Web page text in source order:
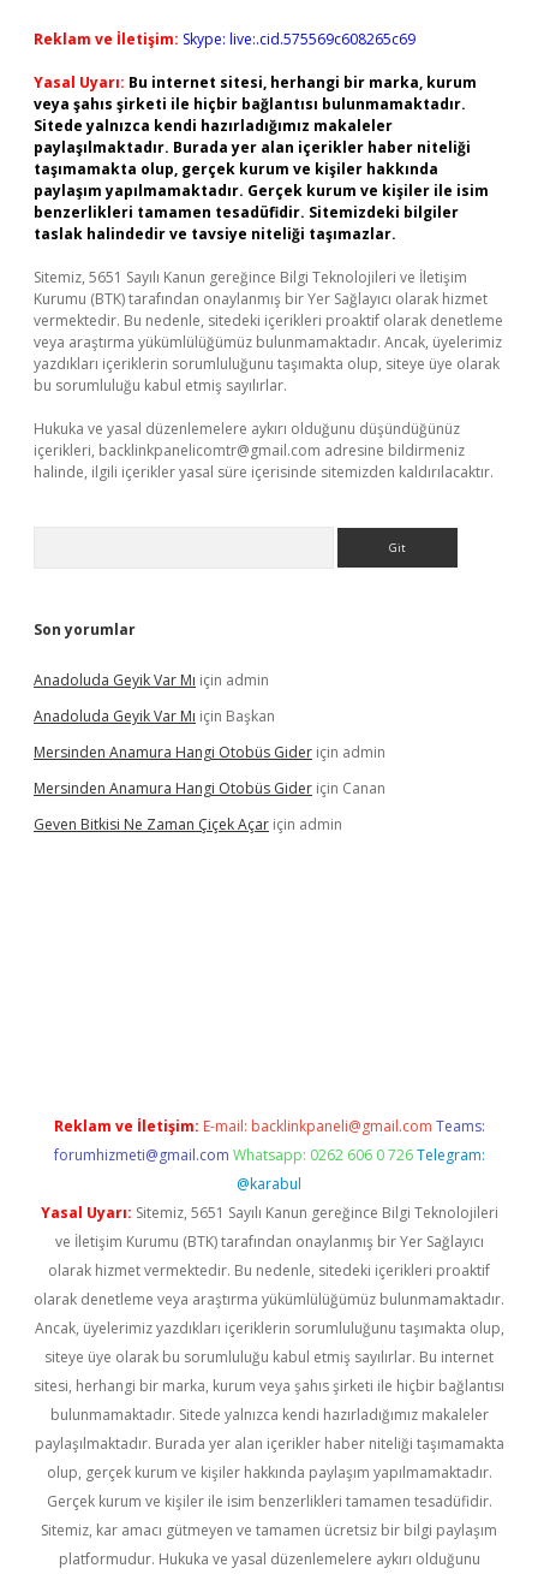
Reklam ve İletişim: Skype: live:.cid.575569c608265c69
Yasal Uyarı: Bu internet sitesi, herhangi bir marka, kurum
veya şahıs şirketi ile hiçbir bağlantısı bulunmamaktadır.
Sitede yalnızca kendi hazırladığımız makaleler
paylaşılmaktadır. Burada yer alan içerikler haber niteliği
taşımamakta olup, gerçek kurum ve kişiler hakkında
paylaşım yapılmamaktadır. Gerçek kurum ve kişiler ile isim
benzerlikleri tamamen tesadüfidir. Sitemizdeki bilgiler
taslak halindedir ve tavsiye niteliği taşımazlar.
Sitemiz, 5651 Sayılı Kanun gereğince Bilgi Teknolojileri ve İletişim
Kurumu (BTK) tarafından onaylanmış bir Yer Sağlayıcı olarak hizmet
vermektedir. Bu nedenle, sitedeki içerikleri proaktif olarak denetleme
veya araştırma yükümlülüğümüz bulunmamaktadır. Ancak, üyelerimiz
yazdıkları içeriklerin sorumluluğunu taşımakta olup, siteye üye olarak
bu sorumluluğu kabul etmiş sayılırlar.
Hukuka ve yasal düzenlemelere aykırı olduğunu düşündüğünüz
içerikleri, backlinkpanelicomtr@gmail.com adresine bildirmeniz
halinde, ilgili içerikler yasal süre içerisinde sitemizden kaldırılacaktır.
Son yorumlar
Anadoluda Geyik Var Mı için admin
Anadoluda Geyik Var Mı için Başkan
Mersinden Anamura Hangi Otobüs Gider için admin
Mersinden Anamura Hangi Otobüs Gider için Canan
Geven Bitkisi Ne Zaman Çiçek Açar için admin
Reklam ve İletişim: E-mail: backlinkpaneli@gmail.com Teams:
forumhizmeti@gmail.com Whatsapp: 0262 606 0 726 Telegram:
@karabul
Yasal Uyarı: Sitemiz, 5651 Sayılı Kanun gereğince Bilgi Teknolojileri
ve İletişim Kurumu (BTK) tarafından onaylanmış bir Yer Sağlayıcı
olarak hizmet vermektedir. Bu nedenle, sitedeki içerikleri proaktif
olarak denetleme veya araştırma yükümlülüğümüz bulunmamaktadır.
Ancak, üyelerimiz yazdıkları içeriklerin sorumluluğunu taşımakta olup,
siteye üye olarak bu sorumluluğu kabul etmiş sayılırlar. Bu internet
sitesi, herhangi bir marka, kurum veya şahıs şirketi ile hiçbir bağlantısı
bulunmamaktadır. Sitede yalnızca kendi hazırladığımız makaleler
paylaşılmaktadır. Burada yer alan içerikler haber niteliği taşımamakta
olup, gerçek kurum ve kişiler hakkında paylaşım yapılmamaktadır.
Gerçek kurum ve kişiler ile isim benzerlikleri tamamen tesadüfidir.
Sitemiz, kar amacı gütmeyen ve tamamen ücretsiz bir bilgi paylaşım
platformudur. Hukuka ve yasal düzenlemelere aykırı olduğunu